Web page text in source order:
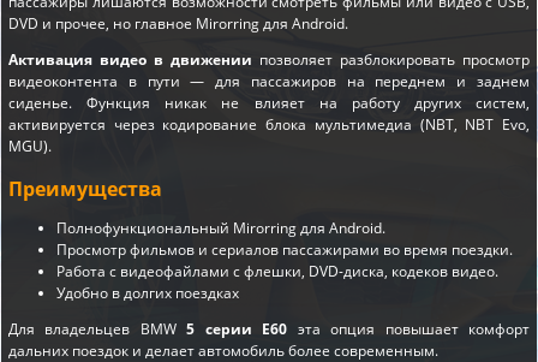
DVD и прочее, но главное Mirorring для Android.
Активация видео в движении позволяет разблокировать просмотр
видеоконтента в пути — для пассажиров на переднем и заднем
сиденье. Функция никак не влияет на работу других систем,
активируется через кодирование блока мультимедиа (NBT, NBT Evo,
MGU).
Преимущества
Полнофункциональный Mirorring для Android.
Просмотр фильмов и сериалов пассажирами во время поездки.
Работа с видеофайлами с флешки, DVD-диска, кодеков видео.
Удобно в долгих поездках
Для владельцев BMW5 серии E60 эта опция повышает комфорт
дальних поездок и делает автомобиль более современным.